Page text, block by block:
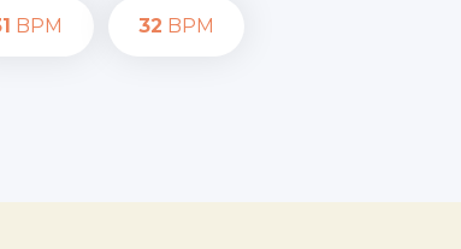
BPM 32 BPM